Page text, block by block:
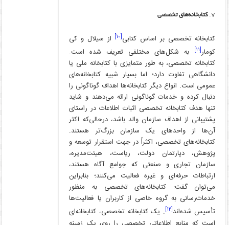
کتابخانه‌های تخصصی
کتابخانه تخصصی بر اساس کتابی[۱۰]
از سیلال و کی
کومار[۱۱]
به شکل‌های مختلفی تعریف شده است.
کتابخانه تخصصی، به طور متمایزی با کتابخانه ملی یا
دانشگاهی تفاوت دارد؛ اما بسیار شبیه کتابخانه‌های
عمومی است. انواع دیگر کتابخانه‌ها اهداف گوناگونی را
دنبال کرده و خدمات گوناگونی ارائه می‌دهند و شاید
تنها هدف کتابخانه تخصصی اثبات اطلاعات در راستای
پشتیبانی از اهداف سازمان والد باشد، درحالی‌که اکثر
آن‌ها از واحدهای یک سازمان بزرگ‌تر هستند.
کتابخانه‌های تخصصی، اکثراً در جهت استقرار توسعه و
پژوهش، دپارتمان دولت، ریاست، هیئت‌مدیره،
سازمان تجاری و صنعتی که جوامع آگاه هستند،
ارتباطات حرفه‌ای و غیره فعالیت می‌کنند؛ بنابراین
می‌توان گفت: کتابخانه‌های تخصصی به منظور
خدمات‌رسانی به گروه خاصی از کاربران یا فعالیت‌ها
تأسیس شده‌اند[۱۲]
. یک کتابخانه تخصصی، کتابخانه‌ای